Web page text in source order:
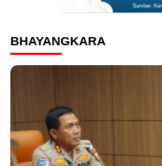
Sumber:
BHAYANGKARA